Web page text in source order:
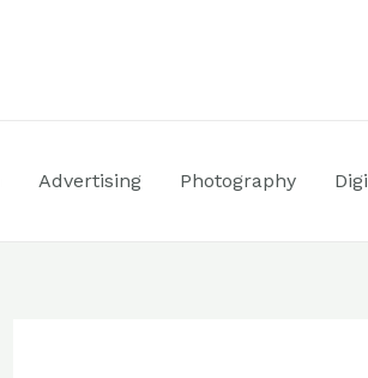
Advertising Photography